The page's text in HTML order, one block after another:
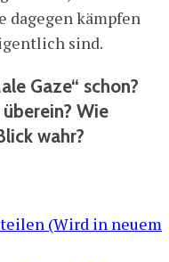
dagegen kämpfen
sind.
Gaze“ schon?
Wie
wahr?
(Wird in neuem